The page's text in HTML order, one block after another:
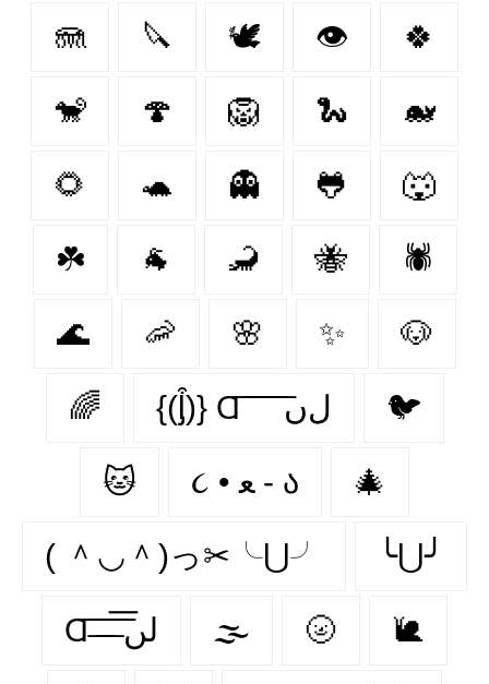
🪼 🔪 🕊️ 👁 🍀
🐒 🍄 🦁 🐍 🐋
🌻 🐢 👻 🐸 🐺
☘️ 🐐 🦂 🐝 🕷
🌊 🦐 🌸 ✨ 🐶
🌈 {(ᶅ͒)} Ɑ͞ ͞ ͞ ͞ ͞ ﻝﮞ 🐦‍
🐱 ૮ • ﻌ - ა 🎄
( ＾◡＾)っ✂╰⋃╯ ╰⋃╯
Ɑ͞ ̶͞ ̶͞ ̶͞ لں͞ 🌫️ 🌝 🐌